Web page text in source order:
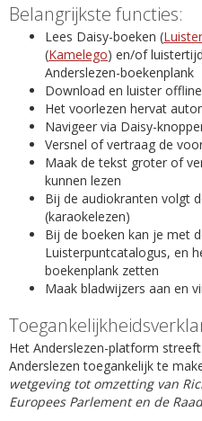
Belangrijkste functies:
Lees Daisy-boeken (
(Kamelego) en/of
Anderslezen-boekenplank
Download en luister
Het voorlezen hervat
Navigeer via Daisy-
Versnel of vertraag de
Maak de tekst groter of
kunnen lezen
Bij de audiokranten volgt
(karaokelezen)
Bij de boeken kan je met
Luisterpuntcatalogus, en
boekenplank zetten
Maak bladwijzers aan en
Het Anderslezen-platform
Anderslezen toegankelijk te
wetgeving tot omzetting van
Europees Parlement en de